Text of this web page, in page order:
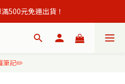
500元免運出貨！
500元免運出貨！
物金50元,現領現買 ！
筆記✏️